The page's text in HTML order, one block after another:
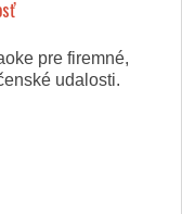
pre firemné,
udalosti.